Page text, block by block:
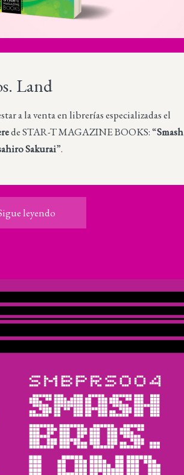
Land
a la venta en librerías especializadas el
de STAR-T MAGAZINE BOOKS: “Smash
Sakurai”.
leyendo